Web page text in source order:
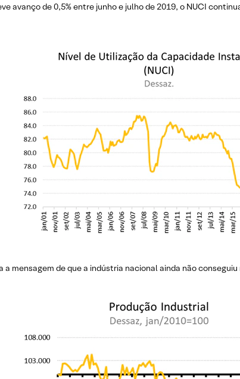
avanço de 0,5% entre junho e julho de 2019, o NUCI
a mensagem de que a indústria nacional ainda não